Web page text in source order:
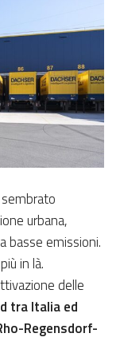
urbana,
basse emissioni.
in là.
delle
tra Italia ed
Regensdorf-